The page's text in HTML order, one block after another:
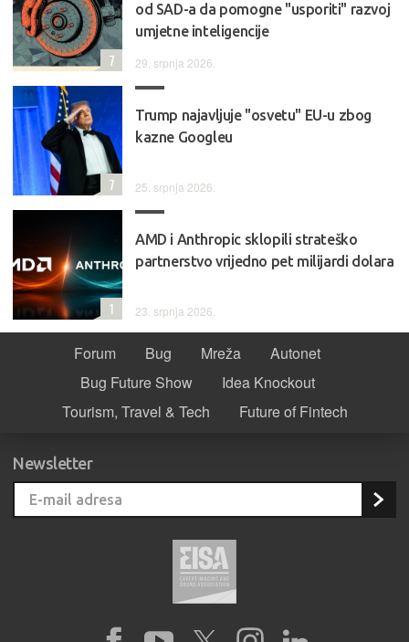
od SAD-a da pomogne "usporiti" razvoj
umjetne inteligencije
29. srpnja 2026.
7
Trump najavljuje "osvetu" EU-u zbog
kazne Googleu
25. srpnja 2026.
7
AMD i Anthropic sklopili strateško
partnerstvo vrijedno pet milijardi dolara
23. srpnja 2026.
1
Forum Bug Mreža
Autonet
Bug Future Show
Idea Knockout
Tourism, Travel & Tech
Future of Fintech
Newsletter